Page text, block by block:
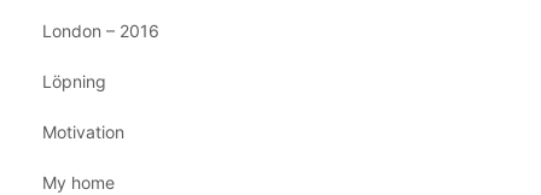
London – 2016
Löpning
Motivation
My home